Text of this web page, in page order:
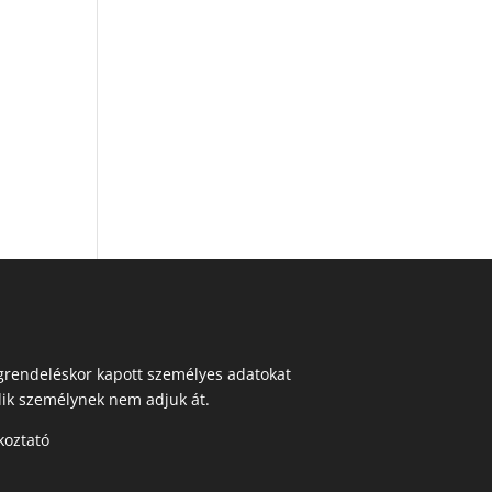
kapott személyes adatokat
személynek nem adjuk át.